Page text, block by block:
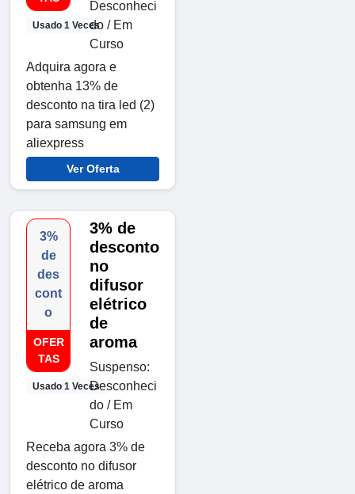
Usado 1 Veces
Desconheci
do / Em
Curso
Adquira agora e
obtenha 13% de
desconto na tira led (2)
para samsung em
aliexpress
Ver Oferta
3%
de
des
cont
o
OFER
TAS
Usado 1 Veces
3% de
desconto
no
difusor
elétrico
de
aroma
Suspenso:
Desconheci
do / Em
Curso
Receba agora 3% de
desconto no difusor
elétrico de aroma